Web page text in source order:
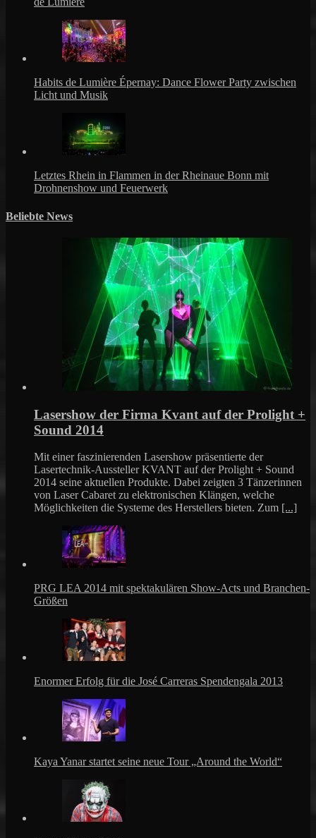
Habits de Lumière Épernay: Dance Flower Party zwischen
Licht und Musik
Letztes Rhein in Flammen in der Rheinaue Bonn mit
Drohnenshow und Feuerwerk
Beliebte News
Lasershow der Firma Kvant auf der Prolight +
Sound 2014
Mit einer faszinierenden Lasershow präsentierte der
Lasertechnik-Aussteller KVANT auf der Prolight + Sound
2014 seine aktuellen Produkte. Dabei zeigten 3 Tänzerinnen
von Laser Cabaret zu elektronischen Klängen, welche
Möglichkeiten die Systeme des Herstellers bieten. Zum [...]
PRG LEA 2014 mit spektakulären Show-Acts und Branchen-
Größen
Enormer Erfolg für die José Carreras Spendengala 2013
Kaya Yanar startet seine neue Tour „Around the World“